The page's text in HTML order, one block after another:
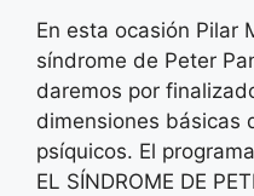
En esta ocasión Pilar
síndrome de Peter
daremos por
dimensiones básicas
psíquicos. El
EL SÍNDROME DE